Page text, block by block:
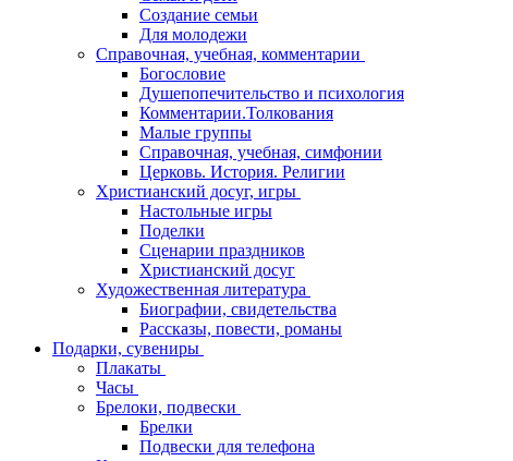
Создание семьи
Для молодежи
Справочная, учебная, комментарии
Богословие
Душепопечительство и психология
Комментарии.Толкования
Малые группы
Справочная, учебная, симфонии
Церковь. История. Религии
Христианский досуг, игры
Настольные игры
Поделки
Сценарии праздников
Христианский досуг
Художественная литература
Биографии, свидетельства
Рассказы, повести, романы
Подарки, сувениры
Плакаты
Часы
Брелоки, подвески
Брелки
Подвески для телефона